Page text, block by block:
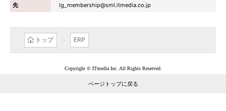
先
lg_membership@sml.itmedia.co.jp
トップ ERP
Copyright © ITmedia Inc. All Rights Reserved.
ページトップに戻る